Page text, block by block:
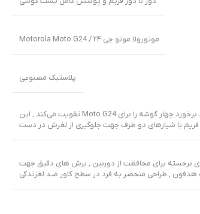
موتورولا موتو جی ۲۴ / Motorola Moto G24
پلاستیک مصنوعی
این کیس دارای ضخامت ۴ میلی‌متر، تست سقوط درجه اول، و طراحی با فناوری مخصوص بالشتک هوا است که عملکرد ضد برخورد چهار گوشه را برای Moto G24 تقویت می‌کند ٬ این
با شیارهای دو طرف جهت جلوگیری از لغزش در دست
برجسته برای محافظت از دوربین , برش های دقیق جهت
هدفون , طراحی منحصر به فرد در سطح کاور ضد لغزندگی